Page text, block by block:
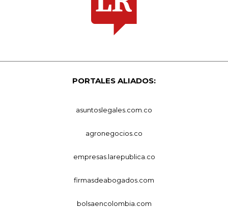
PORTALES ALIADOS:
asuntoslegales.com.co
agronegocios.co
empresas.larepublica.co
firmasdeabogados.com
bolsaencolombia.com